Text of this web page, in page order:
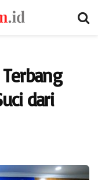
dari